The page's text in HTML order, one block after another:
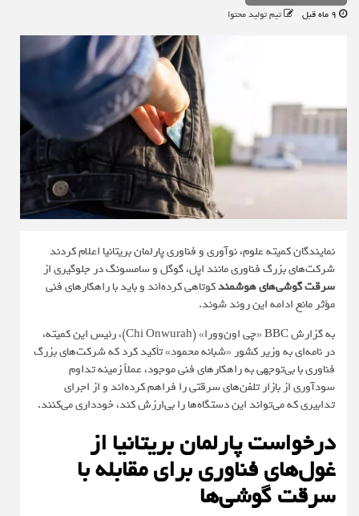
تیم تولید محتوا
نمایندگان کمیته علوم، نوآوری و فناوری پارلمان بریتانیا اعلام کردند
شرکت‌های بزرگ فناوری مانند اپل، گوگل و سامسونگ در جلوگیری از
سرقت گوشی‌های هوشمندکوتاهی کرده‌اند و باید با راهکارهای فنی
مؤثر مانع ادامه این روند شوند.
به گزارش‌BBC
«چی اون‌وورا» (Chi Onwurah)، رئیس این کمیته،
در نامه‌ای به وزیر کشور «شبانه محمود» تأکید کرد که شرکت‌های بزرگ
فناوری با بی‌توجهی به راهکارهای فنی موجود، عملاً زمینه تداوم
سودآوری از بازار تلفن‌های سرقتی را فراهم کرده‌اند و از اجرای
تدابیری که می‌تواند این دستگاه‌ها را بی‌ارزش کند، خودداری می‌کنند.
درخواست پارلمان بریتانیا از
غول‌های فناوری برای مقابله با
سرقت گوشی‌ها